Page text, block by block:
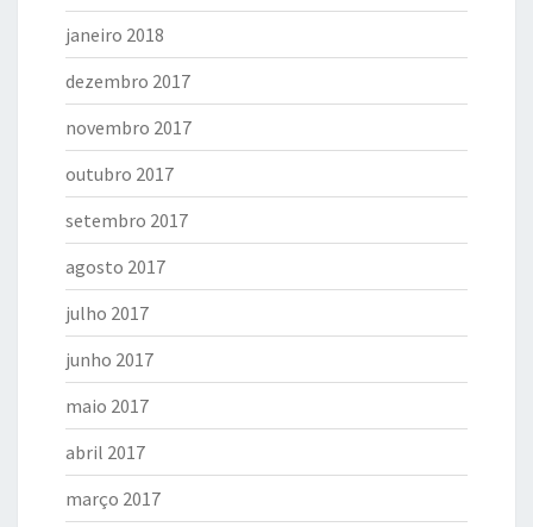
janeiro 2018
dezembro 2017
novembro 2017
outubro 2017
setembro 2017
agosto 2017
julho 2017
junho 2017
maio 2017
abril 2017
março 2017